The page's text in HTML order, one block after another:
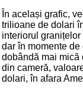
În același grafic,
trilioane de dolari
interiorul
dar în momente de
dobândă mai mică
din cameră,
dolari, în afara